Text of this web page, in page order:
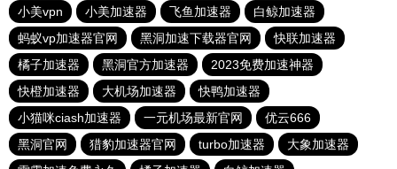
小美vpn
小美加速器 飞鱼加速器
白鲸加速器
蚂蚁vp加速器官网
黑洞加速下载器官网
快联加速器
橘子加速器
黑洞官方加速器
2023免费加速神器
快橙加速器
大机场加速器
快鸭加速器
小猫咪ciash加速器
一元机场最新官网
优云666
黑洞官网
猎豹加速器官网 turbo加速器
大象加速器